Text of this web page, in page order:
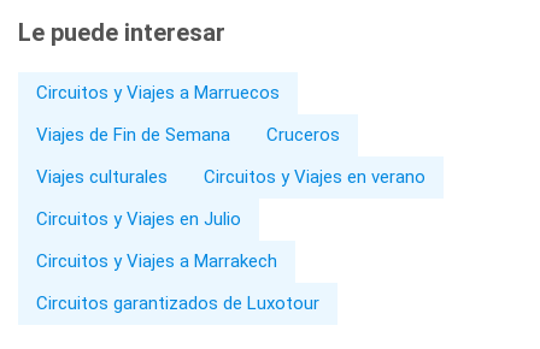
Le puede interesar
Circuitos y Viajes a Marruecos
Viajes de Fin de Semana
Cruceros
Viajes culturales
Circuitos y Viajes en verano
Circuitos y Viajes en Julio
Circuitos y Viajes a Marrakech
Circuitos garantizados de Luxotour